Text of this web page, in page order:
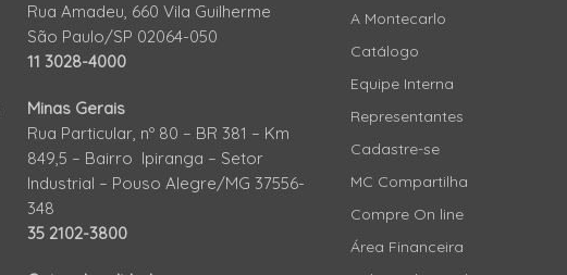
Rua Amadeu, 660 Vila Guilherme
São Paulo/SP 02064-050
11 3028-4000
Minas Gerais
Rua Particular, nº 80 – BR 381 – Km
849,5 – Bairro Ipiranga – Setor
Industrial – Pouso Alegre/MG 37556-
348
35 2102-3800
A Montecarlo
Catálogo
Equipe Interna
Representantes
Cadastre-se
MC Compartilha
Compre On line
Área Financeira